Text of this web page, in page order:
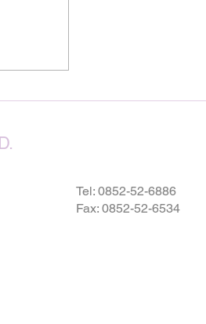
確保されますとともに、速やかに
Tel: 0852-52-6886
Fax: 0852-52-6534